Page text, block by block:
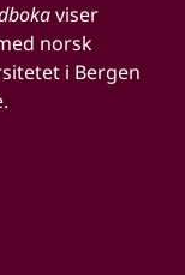
viser
norsk
i Bergen